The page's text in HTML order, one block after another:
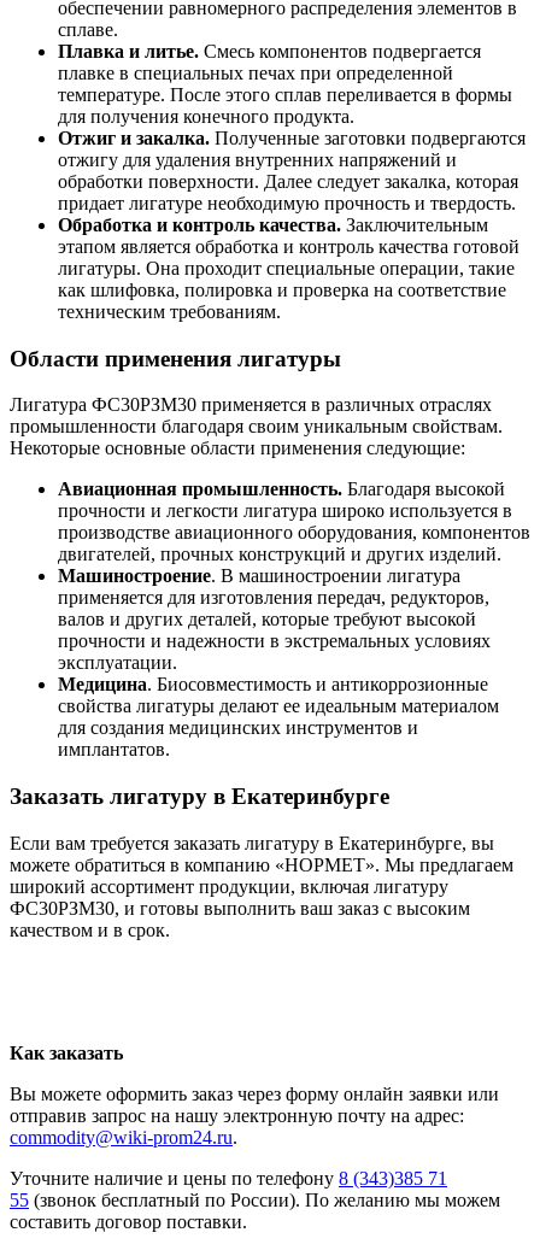
обеспечении равномерного распределения элементов в
сплаве.
Плавка и литье. Смесь компонентов подвергается
плавке в специальных печах при определенной
температуре. После этого сплав переливается в формы
для получения конечного продукта.
Отжиг и закалка. Полученные заготовки подвергаются
отжигу для удаления внутренних напряжений и
обработки поверхности. Далее следует закалка, которая
придает лигатуре необходимую прочность и твердость.
Обработка и контроль качества. Заключительным
этапом является обработка и контроль качества готовой
лигатуры. Она проходит специальные операции, такие
как шлифовка, полировка и проверка на соответствие
техническим требованиям.
Области применения лигатуры
Лигатура ФС30РЗМ30 применяется в различных отраслях
промышленности благодаря своим уникальным свойствам.
Некоторые основные области применения следующие:
Авиационная промышленность. Благодаря высокой
прочности и легкости лигатура широко используется в
производстве авиационного оборудования, компонентов
двигателей, прочных конструкций и других изделий.
Машиностроение. В машиностроении лигатура
применяется для изготовления передач, редукторов,
валов и других деталей, которые требуют высокой
прочности и надежности в экстремальных условиях
эксплуатации.
Медицина. Биосовместимость и антикоррозионные
свойства лигатуры делают ее идеальным материалом
для создания медицинских инструментов и
имплантатов.
Заказать лигатуру в Екатеринбурге
Если вам требуется заказать лигатуру в Екатеринбурге, вы
можете обратиться в компанию «НОРМЕТ». Мы предлагаем
широкий ассортимент продукции, включая лигатуру
ФС30РЗМ30, и готовы выполнить ваш заказ с высоким
качеством и в срок.
Как заказать
Вы можете оформить заказ через форму онлайн заявки или
отправив запрос на нашу электронную почту на адрес:
commodity@wiki-prom24.ru.
Уточните наличие и цены по телефону 8 (343)385 71
55 (звонок бесплатный по России). По желанию мы можем
составить договор поставки.